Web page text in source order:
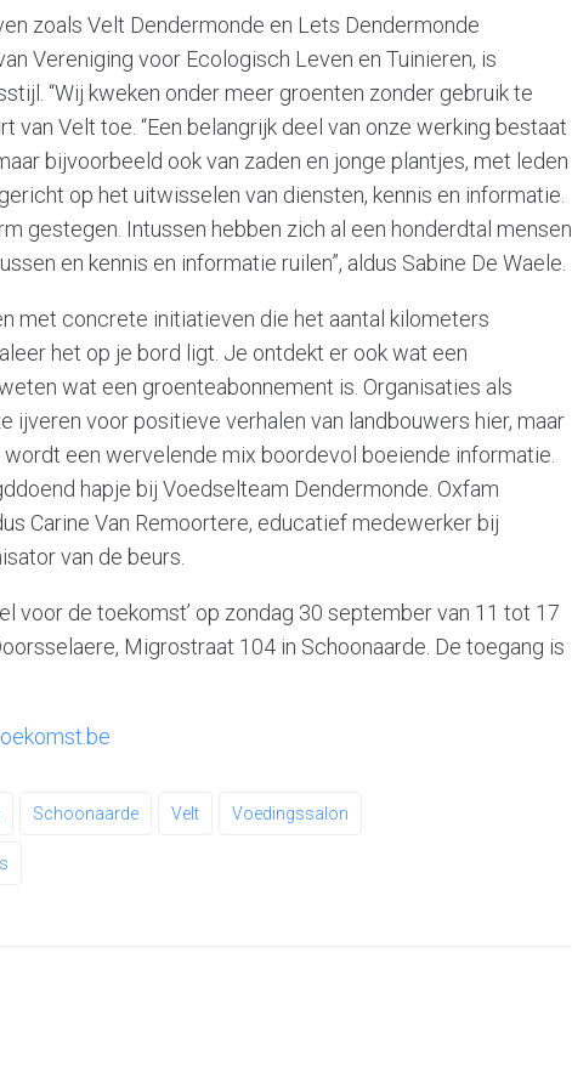
zoals Velt Dendermonde en Lets Dendermonde
Vereniging voor Ecologisch Leven en Tuinieren, is
“Wij kweken onder meer groenten zonder gebruik te
van Velt toe. “Een belangrijk deel van onze werking bestaat
bijvoorbeeld ook van zaden en jonge plantjes, met leden
op het uitwisselen van diensten, kennis en informatie.
gestegen. Intussen hebben zich al een honderdtal mensen
en kennis en informatie ruilen”, aldus Sabine De Waele.
met concrete initiatieven die het aantal kilometers
het op je bord ligt. Je ontdekt er ook wat een
wat een groenteabonnement is. Organisaties als
ijveren voor positieve verhalen van landbouwers hier, maar
wordt een wervelende mix boordevol boeiende informatie.
hapje bij Voedselteam Dendermonde. Oxfam
Carine Van Remoortere, educatief medewerker bij
van de beurs.
voor de toekomst’ op zondag 30 september van 11 tot 17
Migrostraat 104 in Schoonaarde. De toegang is
Schoonaarde Velt Voedingssalon